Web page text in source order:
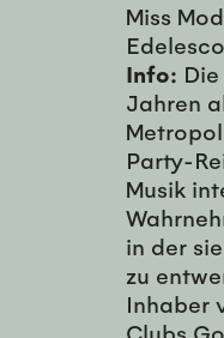
Miss
Info:
Jahren
Party-
Musik
in der
zu
Inhaber